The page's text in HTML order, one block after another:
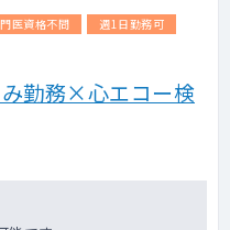
医資格不問
週1日勤務可
み勤務×心エコー検